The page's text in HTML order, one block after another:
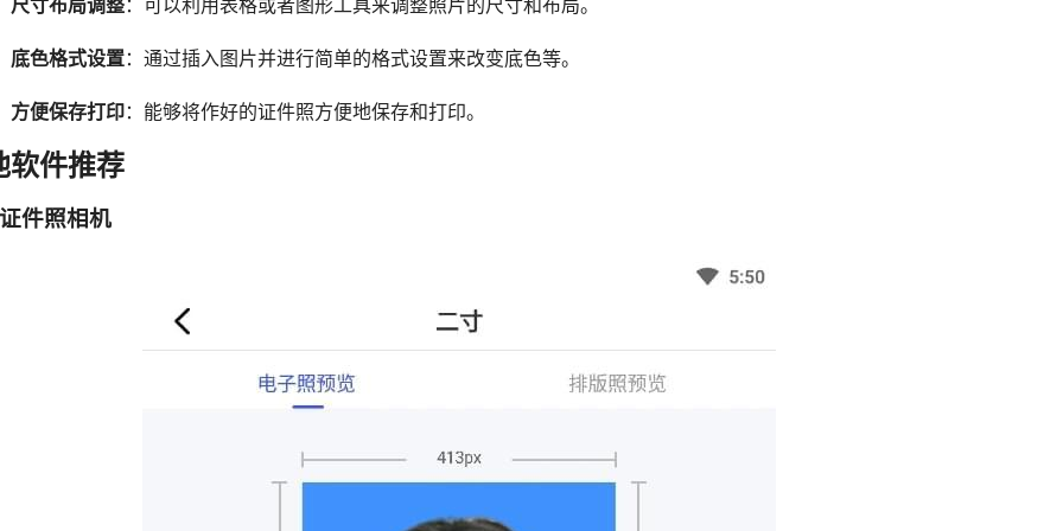
尺寸布局调整：可以利用表格或者图形工具来调整照片的尺寸和布局。
底色格式设置：通过插入图片并进行简单的格式设置来改变底色等。
方便保存打印：能够将作好的证件照方便地保存和打印。
软件推荐
件照相机